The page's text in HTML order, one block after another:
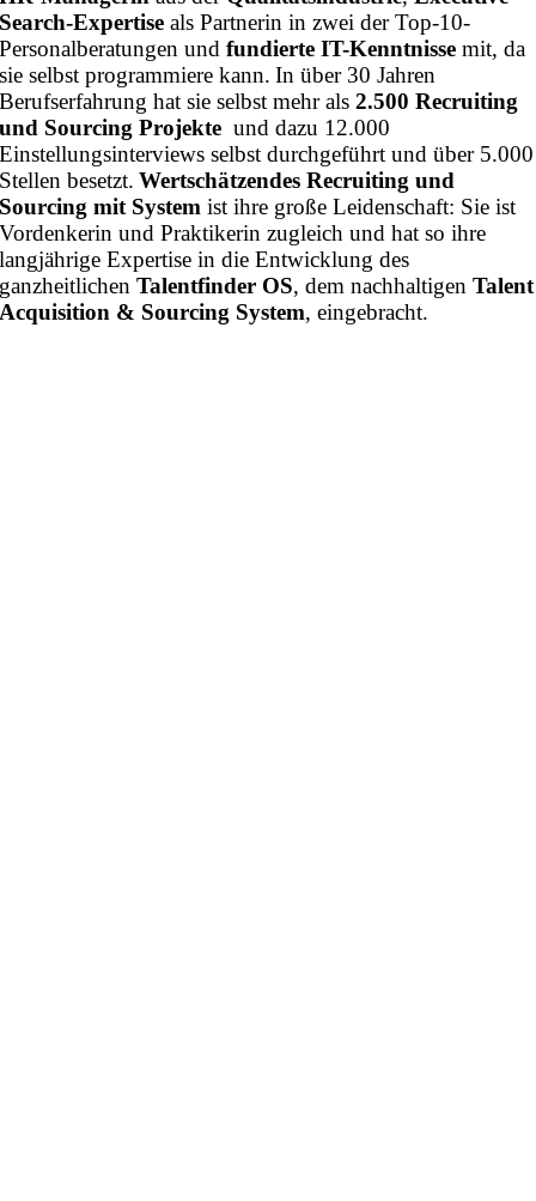
Search-Expertise als Partnerin in zwei der Top-10-
Personalberatungen undfundierte IT-Kenntnisse mit, da
sie selbst programmiere kann. In über 30 Jahren
Berufserfahrung hat sie selbst mehr als 2.500 Recruiting
und Sourcing Projekte und dazu 12.000
Einstellungsinterviews selbst durchgeführt und über 5.000
Stellen besetzt. Wertschätzendes Recruiting und
Sourcing mit System ist ihre große Leidenschaft: Sie ist
Vordenkerin und Praktikerin zugleich und hat so ihre
langjährige Expertise in die Entwicklung des
ganzheitlichenTalentfinder OS, dem nachhaltigenTalent
Acquisition & Sourcing System, eingebracht.